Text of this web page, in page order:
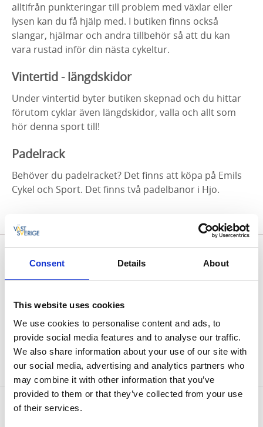
Consent Details About
This website uses cookies
We use cookies to personalise content and ads, to
provide social media features and to analyse our traffic.
We also share information about your use of our site with
our social media, advertising and analytics partners who
may combine it with other information that you’ve
provided to them or that they’ve collected from your use
of their services.
alltifrån punkteringar till problem med växlar eller
lysen kan du få hjälp med. I butiken finns också
slangar, hjälmar och andra tillbehör så att du kan
vara rustad inför din nästa cykeltur.
Vintertid - längdskidor
Under vintertid byter butiken skepnad och du hittar
förutom cyklar även längdskidor, valla och allt som
hör denna sport till!
Padelrack
Behöver du padelracket? Det finns att köpa på Emils
Cykel och Sport. Det finns två padelbanor i Hjo.
handelsförening som gemensamt arbetar för att
främja stadens näring genom att kollektivt stärka
dess handelsutbud och varandras verksamheter. Här
kan du även nyttja dina Hjosedlar. Läs mer om Hjo
handelhär >>
Kontaktinformation